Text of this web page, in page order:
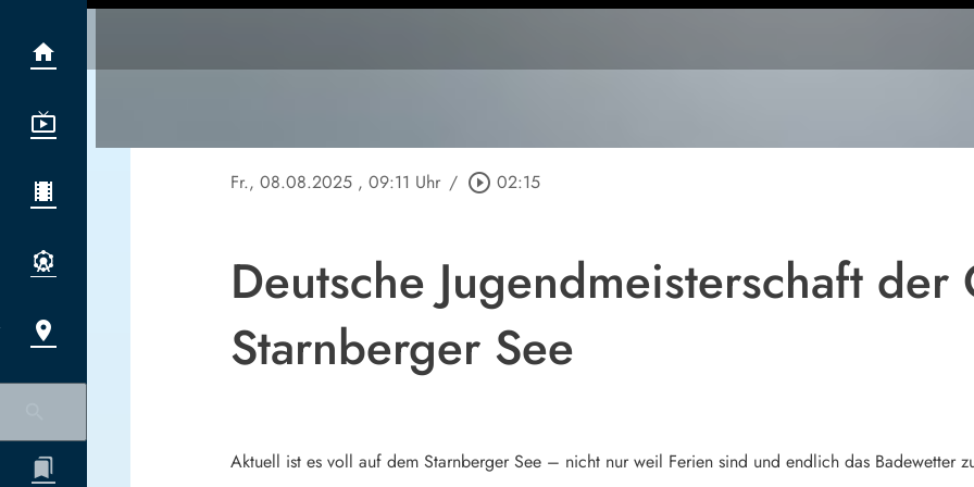
Fr., 08.08.2025 , 09:11 Uhr / play_circle_outline 02:15
Deutsche Jugendmeisterschaft der
Starnberger See
Aktuell ist es voll auf dem Starnberger See – nicht nur weil Ferien sind und endlich das Badewetter